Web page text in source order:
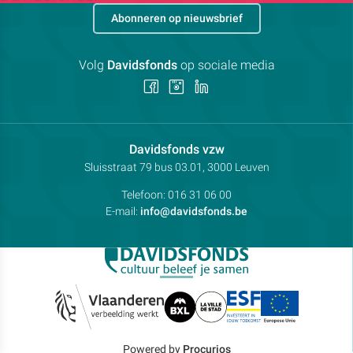
Davidsfonds vzwContactpersoon:
Adres:
Sluisstraat 79 bus 03.01, 3000 Leuven
Telefoon: 016 31 06 00
E-mail: info@davidsfonds.be
Abonneren op nieuwsbrief
Volg Davidsfondsop sociale media
Volg
ons
Volg
Powered by Procurios